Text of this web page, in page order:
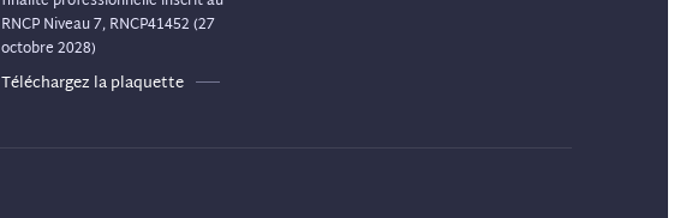
RNCP Niveau 7, RNCP41452 (27
octobre 2028)
Téléchargez la plaquette